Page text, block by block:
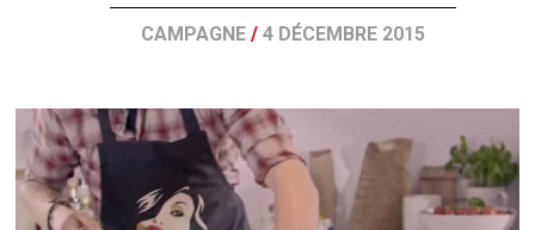
CAMPAGNE/ 4 DÉCEMBRE 2015